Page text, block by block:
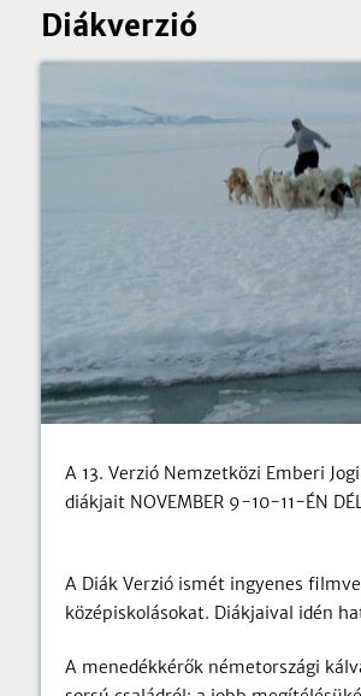
Diákverzió
A 13. Verzió Nemzetközi Emberi
diákjait NOVEMBER 9-10-11-ÉN
A Diák Verzió ismét ingyenes
középiskolásokat. Diákjaival idén
A menedékkérők németországi